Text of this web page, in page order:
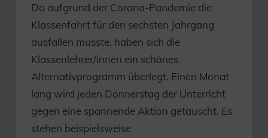
Da aufgrund der Corona-Pandemie die
Klassenfahrt für den sechsten Jahrgang
ausfallen musste, haben sich die
Klassenlehrer/innen ein schönes
Alternativprogramm überlegt. Einen Monat
lang wird jeden Donnerstag der Unterricht
gegen eine spannende Aktion getauscht. Es
stehen beispielsweise